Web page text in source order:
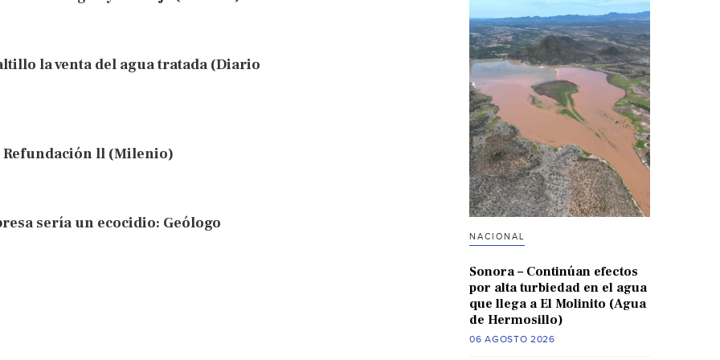
la venta del agua tratada (Diario
Refundación ll (Milenio)
sería un ecocidio: Geólogo
NACIONAL
Sonora – Continúan efectos
por alta turbiedad en el agua
que llega a El Molinito (Agua
de Hermosillo)
06 AGOSTO 2026